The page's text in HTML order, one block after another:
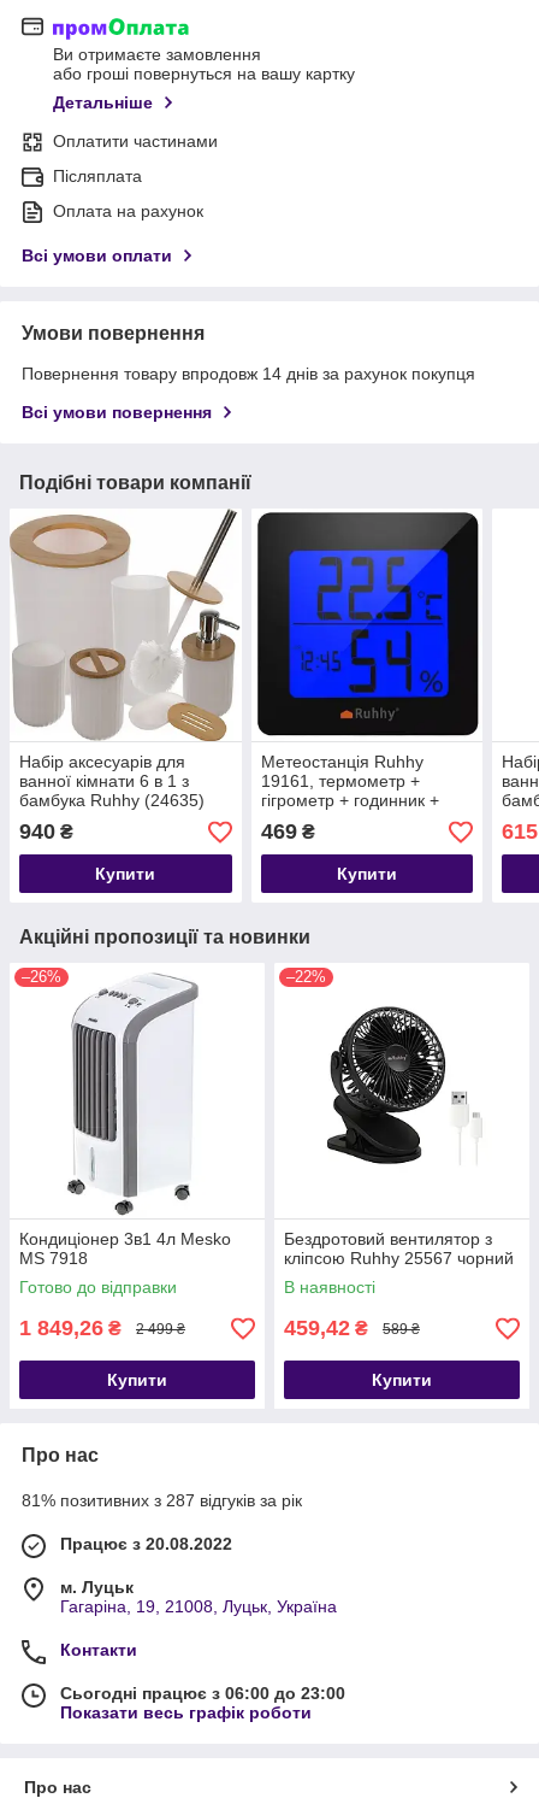
Ви отримаєте замовлення
або гроші повернуться на вашу картку
Детальніше
Оплатити частинами
Післяплата
Оплата на рахунок
Всі умови оплати
Умови повернення
Повернення товару впродовж 14 днів за рахунок покупця
Всі умови повернення
Подібні товари компанії
Набір аксесуарів для
ванної кімнати 6 в 1 з
бамбука Ruhhy (24635)
940 ₴
Купити
Метеостанція Ruhhy
19161, термометр +
гігрометр + годинник +
469₴
Купити
Акційні пропозиції та новинки
–26%
Кондиціонер 3в1 4л Mesko
MS 7918
Готово до відправки
1 849,26 ₴ 2 499 ₴
Купити
–22%
Бездротовий вентилятор з
кліпсою Ruhhy 25567 чорний
В наявності
459,42 ₴ 589 ₴
Купити
Про нас
81% позитивних з 287 відгуків за рік
Працює з 20.08.2022
м. Луцьк
Гагаріна, 19, 21008, Луцьк, Україна
Контакти
Сьогодні працює з 06:00 до 23:00
Показати весь графік роботи
Про нас